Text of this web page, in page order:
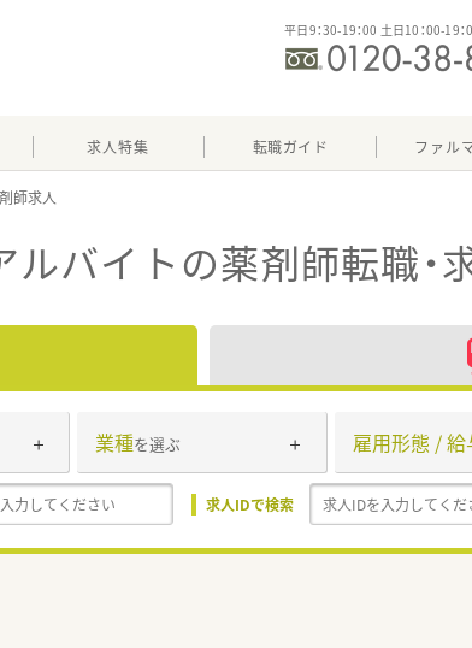
平日9：30-19：00 土日10：00-19：
求人特集 転職ガイド ファル
ルバイトの薬剤師転職・
業種を選ぶ 雇用形態 / 給
求人IDで検索